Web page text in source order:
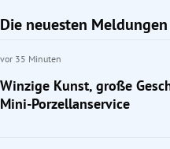
Die neuesten Meldungen
vor 35 Minuten
Winzige Kunst, große
Mini-Porzellanservice